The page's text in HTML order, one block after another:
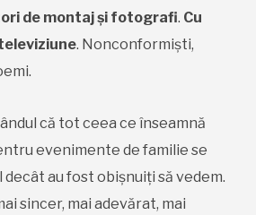
de montaj și fotografi. Cu
. Nonconformiști,
că tot ceea ce înseamnă
evenimente de familie se
au fost obișnuiți să vedem.
sincer, mai adevărat, mai